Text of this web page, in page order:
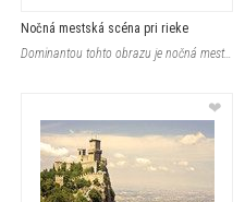
Nočná mestská scéna pri rieke
Dominantou tohto obrazu je nočná mestská krajina s riečkou odrážajúcou sv
❤